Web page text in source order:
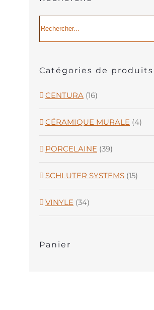
Catégories de produits
CENTURA (16)
CÉRAMIQUE MURALE (4)
PORCELAINE (39)
SCHLUTER SYSTEMS (15)
VINYLE (34)
Panier